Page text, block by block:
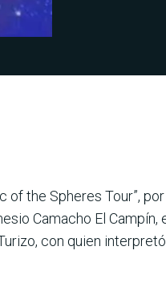
the Spheres Tour”,
Camacho El Campín,
con quien interpretó